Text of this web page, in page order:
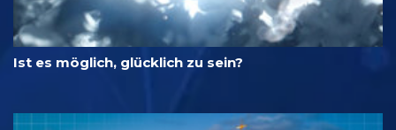
Ist es möglich, glücklich zu sein?